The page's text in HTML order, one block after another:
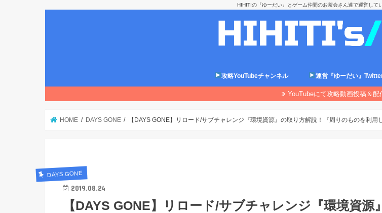
HIHITIの『ゆーだい』とゲーム仲間のお茶会さん達で運営して
攻略YouTubeチャンネル 運営『ゆーだい』
YouTubeにて攻略動画投稿＆配
HOME DAYS GONE 【DAYS GONE】リロード/サブチャレンジ『環境資源』の取り方解説！『周りのものを利用
DAYS GONE
2019.08.24
【DAYS GONE】リロード/サブチャレンジ『環境資源